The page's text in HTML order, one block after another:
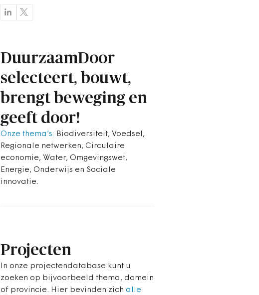
DuurzaamDoor
selecteert, bouwt,
brengt beweging en
geeft door!
Onze thema’s: Biodiversiteit, Voedsel,
Regionale netwerken, Circulaire
economie, Water, Omgevingswet,
Energie, Onderwijs en Sociale
innovatie.
Projecten
In onze projectendatabase kunt u
zoeken op bijvoorbeeld thema, domein
of provincie. Hier bevinden zich alle